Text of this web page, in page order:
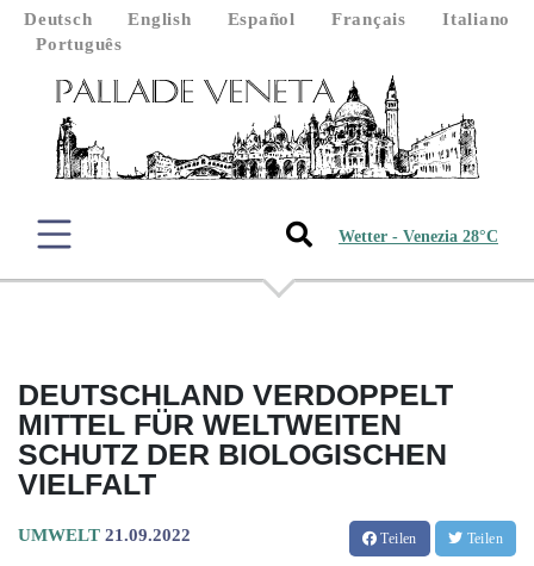
Deutsch English Español Français
Italiano
Português
Wetter - Venezia 28°C
DEUTSCHLAND VERDOPPELT
MITTEL FÜR WELTWEITEN
SCHUTZ DER BIOLOGISCHEN
VIELFALT
UMWELT 21.09.2022 Teilen Teilen